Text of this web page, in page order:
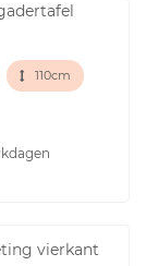
110cm
vierkant